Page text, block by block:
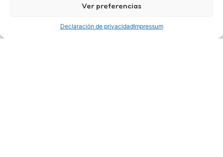
Ver preferencias
Declaración de privacidadImpressum
+0